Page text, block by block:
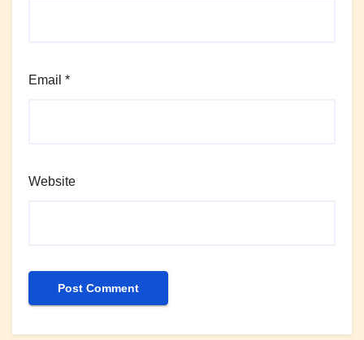
Email *
Website